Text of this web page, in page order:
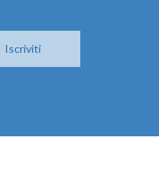
Iscriviti